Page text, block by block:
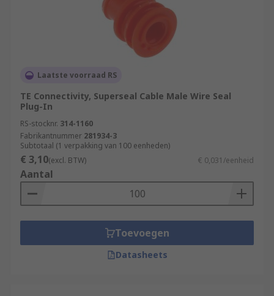
Laatste voorraad RS
TE Connectivity, Superseal Cable Male Wire Seal
Plug-In
RS-stocknr. 314-1160
Fabrikantnummer 281934-3
Subtotaal (1 verpakking van 100 eenheden)
€ 3,10(excl. BTW) € 0,031/eenheid
Aantal
Toevoegen
Datasheets